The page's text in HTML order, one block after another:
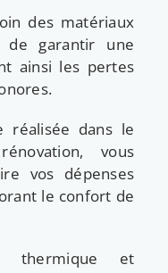
des matériaux
garantir une
ainsi les pertes
réalisée dans le
vous
vos dépenses
le confort de
thermique et